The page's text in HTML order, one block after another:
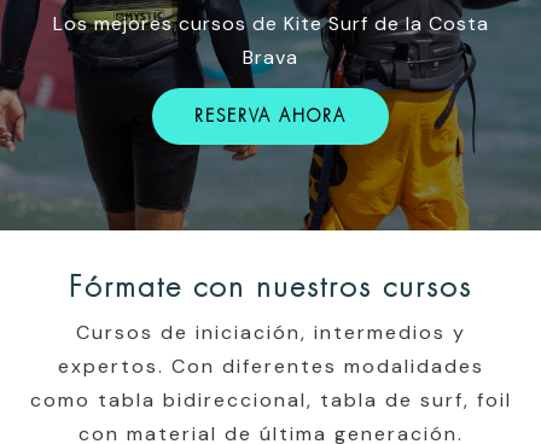
Los mejores cursos de Kite Surf de la Costa
Brava
RESERVA AHORA
Fórmate con nuestros cursos
Cursos de iniciación, intermedios y
expertos. Con diferentes modalidades
como tabla bidireccional, tabla de surf, foil
con material de última generación.